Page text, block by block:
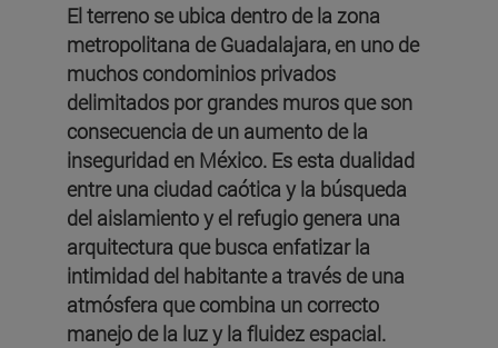
El terreno se ubica dentro de la zona
metropolitana de Guadalajara, en uno de
muchos condominios privados
delimitados por grandes muros que son
consecuencia de un aumento de la
inseguridad en México. Es esta dualidad
entre una ciudad caótica y la búsqueda
del aislamiento y el refugio genera una
arquitectura que busca enfatizar la
intimidad del habitante a través de una
atmósfera que combina un correcto
manejo de la luz y la fluidez espacial.